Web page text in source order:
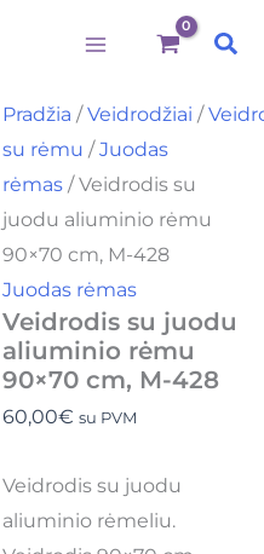
Pradžia /Veidrodžiai /
su rėmu /Juodas
rėmas / Veidrodis su
juodu aliuminio rėmu
90×70 cm, M-428
Juodas rėmas
Veidrodis su juodu
aliuminio rėmu
90×70 cm, M-428
60,00€ su PVM
Veidrodis su juodu
aliuminio rėmeliu.
juodu
rėmu
90x70
M-
428